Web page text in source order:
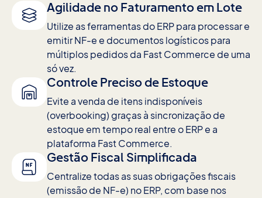
Agilidade no Faturamento em Lote
Utilize as ferramentas do ERP para processar e
emitir NF-e e documentos logísticos para
múltiplos pedidos da Fast Commerce de uma
só vez.
Controle Preciso de Estoque
Evite a venda de itens indisponíveis
(overbooking) graças à sincronização de
estoque em tempo real entre o ERP e a
plataforma Fast Commerce.
Gestão Fiscal Simplificada
Centralize todas as suas obrigações fiscais
(emissão de NF-e) no ERP, com base nos